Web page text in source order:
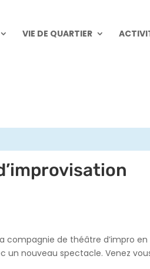
VIE DE QUARTIER
compagnie de théâtre d’impro
nouveau spectacle. Venez